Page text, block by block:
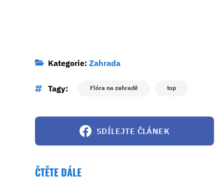
Kategorie: Zahrada
Tagy: Flóra na zahradě top
SDÍLEJTE ČLÁNEK
ČTĚTE DÁLE